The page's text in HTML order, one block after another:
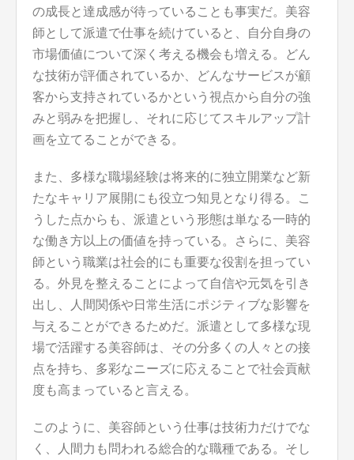
の成長と達成感が待っていることも事実だ。美容
師として派遣で仕事を続けていると、自分自身の
市場価値について深く考える機会も増える。どん
な技術が評価されているか、どんなサービスが顧
客から支持されているかという視点から自分の強
みと弱みを把握し、それに応じてスキルアップ計
画を立てることができる。
また、多様な職場経験は将来的に独立開業など新
たなキャリア展開にも役立つ知見となり得る。こ
うした点からも、派遣という形態は単なる一時的
な働き方以上の価値を持っている。さらに、美容
師という職業は社会的にも重要な役割を担ってい
る。外見を整えることによって自信や元気を引き
出し、人間関係や日常生活にポジティブな影響を
与えることができるためだ。派遣として多様な現
場で活躍する美容師は、その分多くの人々との接
点を持ち、多彩なニーズに応えることで社会貢献
度も高まっていると言える。
このように、美容師という仕事は技術力だけでな
く、人間力も問われる総合的な職種である。そし